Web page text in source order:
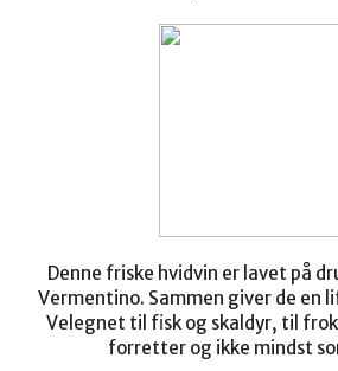
Denne friske hvidvin er lavet på
Vermentino. Sammen giver de en
Velegnet til fisk og skaldyr, til
forretter og ikke mindst